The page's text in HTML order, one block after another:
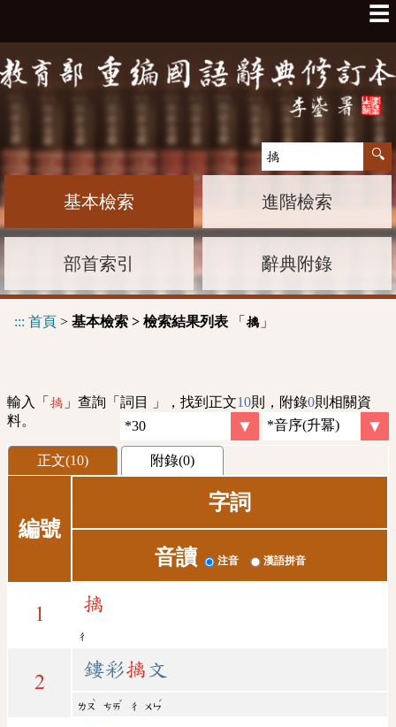
☰
基本檢索 進階檢索
部首索引 辭典附錄
::: 首頁 > 基本檢索 > 檢索結果列表 「 摛 」
輸入「 摛 」查詢「詞目 」，找到正文10則，附錄0則相關資
料。
正文(10) 附錄(0)
編號
字詞
音讀 注音 漢語拼音
1 摛
ㄔ
2
鏤彩摛 文
ㄌㄡ
ˋ
ㄘㄞ
ˇ
ㄔ ㄨㄣ
ˊ